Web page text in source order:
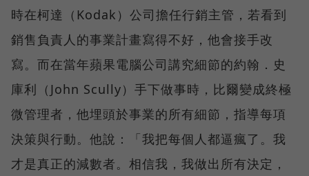
時在柯達（Kodak）公司擔任行銷主管，若看到
銷售負責人的事業計畫寫得不好，他會接手改
寫。而在當年蘋果電腦公司講究細節的約翰．史
庫利（John Scully）手下做事時，比爾變成終極
微管理者，他埋頭於事業的所有細節，指導每項
決策與行動。他說：「我把每個人都逼瘋了。我
才是真正的減數者。相信我，我做出所有決定，